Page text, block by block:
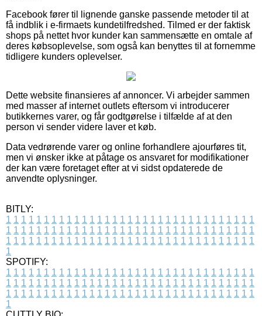
Facebook fører til lignende ganske passende metoder til at
få indblik i e-firmaets kundetilfredshed. Tilmed er der faktisk
shops på nettet hvor kunder kan sammensætte en omtale af
deres købsoplevelse, som også kan benyttes til at fornemme
tidligere kunders oplevelser.
Dette website finansieres af annoncer. Vi arbejder sammen
med masser af internet outlets eftersom vi introducerer
butikkernes varer, og får godtgørelse i tilfælde af at den
person vi sender videre laver et køb.
Data vedrørende varer og online forhandlere ajourføres tit,
men vi ønsker ikke at påtage os ansvaret for modifikationer
der kan være foretaget efter at vi sidst opdaterede de
anvendte oplysninger.
BITLY:
1 1 1 1 1 1 1 1 1 1 1 1 1 1 1 1 1 1 1 1 1 1 1 1 1 1 1 1 1 1 1 1 1
1 1 1 1 1 1 1 1 1 1 1 1 1 1 1 1 1 1 1 1 1 1 1 1 1 1 1 1 1 1 1 1 1
1 1 1 1 1 1 1 1 1 1 1 1 1 1 1 1 1 1 1 1 1 1 1 1 1 1 1 1 1 1 1 1 1
1
SPOTIFY:
1 1 1 1 1 1 1 1 1 1 1 1 1 1 1 1 1 1 1 1 1 1 1 1 1 1 1 1 1 1 1 1 1
1 1 1 1 1 1 1 1 1 1 1 1 1 1 1 1 1 1 1 1 1 1 1 1 1 1 1 1 1 1 1 1 1
1 1 1 1 1 1 1 1 1 1 1 1 1 1 1 1 1 1 1 1 1 1 1 1 1 1 1 1 1 1 1 1 1
1